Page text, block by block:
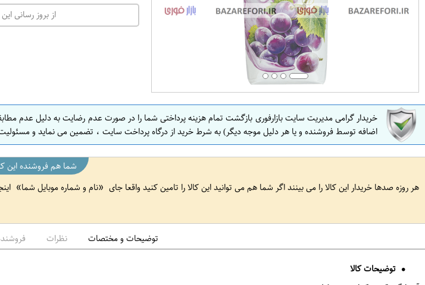
ت
ه
ص
ف
ه
ا
ن
ف
ه
از بروز رسانی
خریدار گرامی مدیریت سایت بازارفوری بازگشت تمام هزینه پرداختی شما را در صورت عدم رضایت به دلیل عدم
اضافه توسط فروشنده و یا هر دلیل موجه دیگر) به شرط خرید از درگاه پرداخت سایت ، تضمین می نماید و
شما هم فروشنده این
هر روزه صدها خریدار این کالا را می بینند اگر شما هم می توانید این کالا را تامین کنید واقعا جای
نام و شماره موبایل شما
توضیحات و مختصات نظرات
توضیحات کالا